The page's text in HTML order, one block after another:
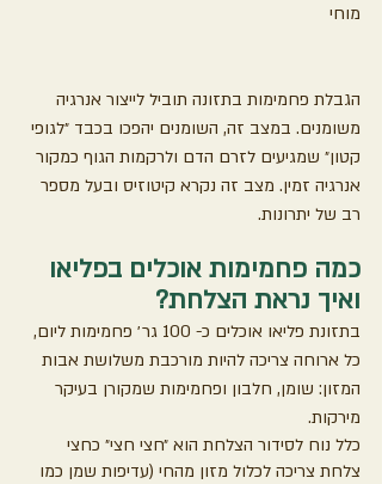
מוחי
הגבלת פחמימות בתזונה תוביל לייצור אנרגיה
משומנים. במצב זה, השומנים יהפכו בכבד ״לגופי
קטון״ שמגיעים לזרם הדם ולרקמות הגוף כמקור
אנרגיה זמין. מצב זה נקרא קיטוזיס ובעל מספר
רב של יתרונות.
כמה פחמימות אוכלים בפליאו
ואיך נראת הצלחת?
בתזונת פליאו אוכלים כ- 100 גר׳ פחמימות ליום,
כל ארוחה צריכה להיות מורכבת משלושת אבות
המזון: שומן, חלבון ופחמימות שמקורן בעיקר
מירקות.
כלל נוח לסידור הצלחת הוא ״חצי חצי״ כחצי
צלחת צריכה לכלול מזון מהחי (עדיפות שמן כמו